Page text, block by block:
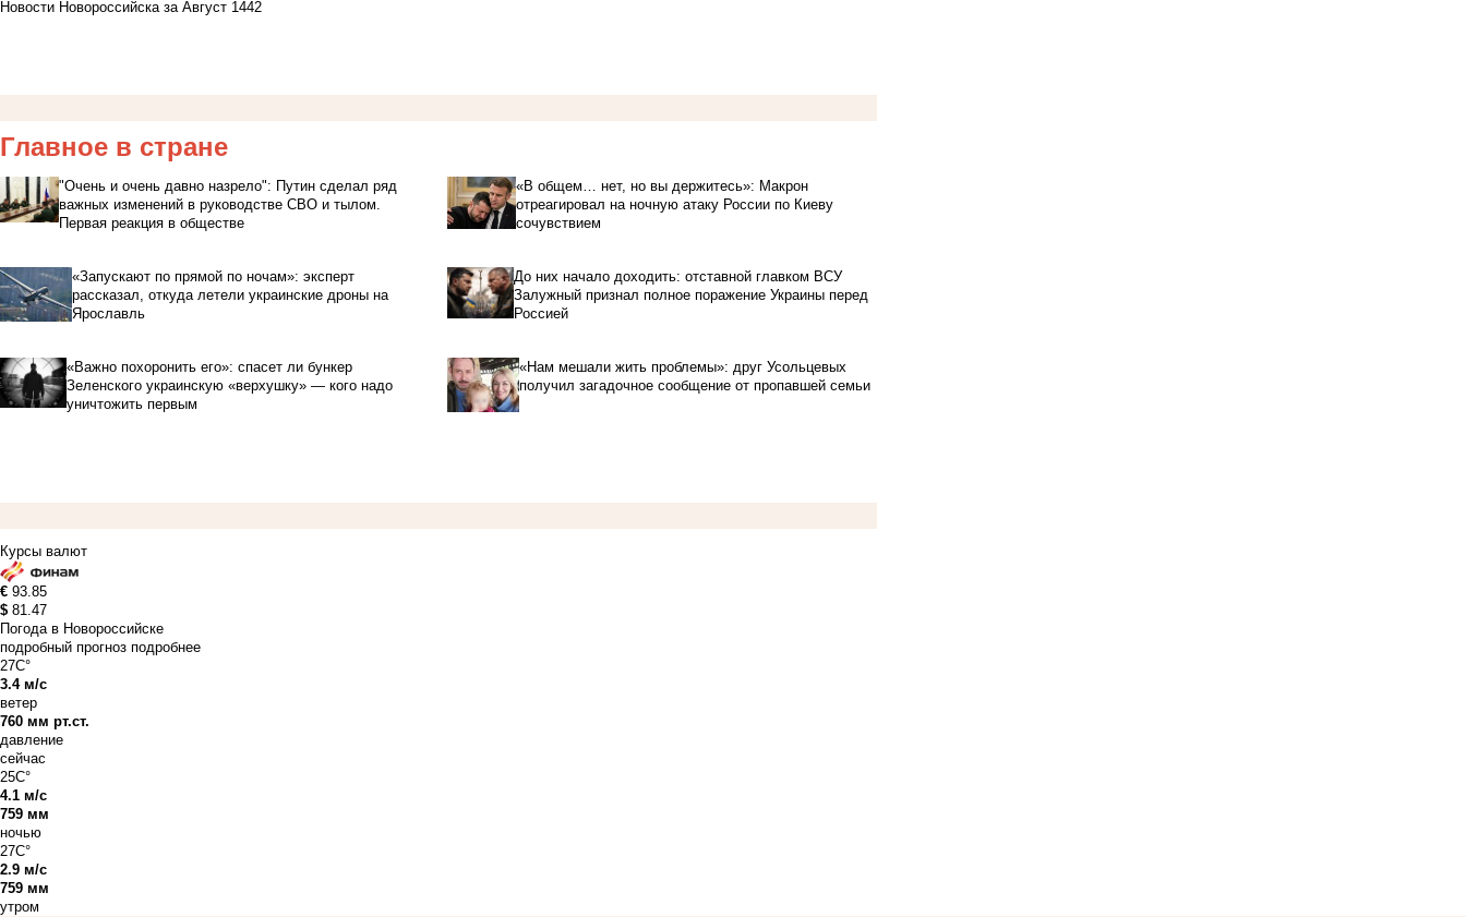
Новости Новороссийска за Август 1442
Главное в стране
"Очень и очень давно назрело": Путин сделал ряд
важных изменений в руководстве СВО и тылом.
Первая реакция в обществе
«В общем… нет, но вы держитесь»: Макрон
отреагировал на ночную атаку России по Киеву
сочувствием
«Запускают по прямой по ночам»: эксперт
рассказал, откуда летели украинские дроны на
Ярославль
До них начало доходить: отставной главком ВСУ
Залужный признал полное поражение Украины перед
Россией
«Важно похоронить его»: спасет ли бункер
Зеленского украинскую «верхушку» — кого надо
уничтожить первым
«Нам мешали жить проблемы»: друг Усольцевых
получил загадочное сообщение от пропавшей семьи
Курсы валют
€ 93.85
$ 81.47
Погода в Новороссийске
подробный прогноз подробнее
27C°
3.4 м/с
ветер
760 мм рт.ст.
давление
сейчас
25C°
4.1 м/с
759 мм
ночью
27C°
2.9 м/с
759 мм
утром